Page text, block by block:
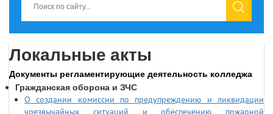
Локальные акты
Документы регламентирующие деятельность колледжа
Гражданская оборона и ЗЧС
О создании комиссии по предупреждению и ликвидации
чрезвычайных ситуаций и обеспечению пожарной